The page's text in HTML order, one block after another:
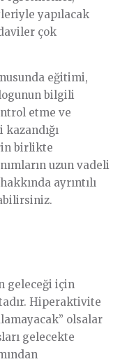
yapılacak
çok
eğitimi,
bilgili
etme ve
birlikte
uzun vadeli
ayrıntılı
geleceği için
Hiperaktivite
olsalar
gelecekte